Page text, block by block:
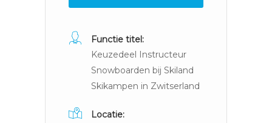
Functie titel:
Keuzedeel Instructeur
Snowboarden bij Skiland
Skikampen in Zwitserland
Locatie: